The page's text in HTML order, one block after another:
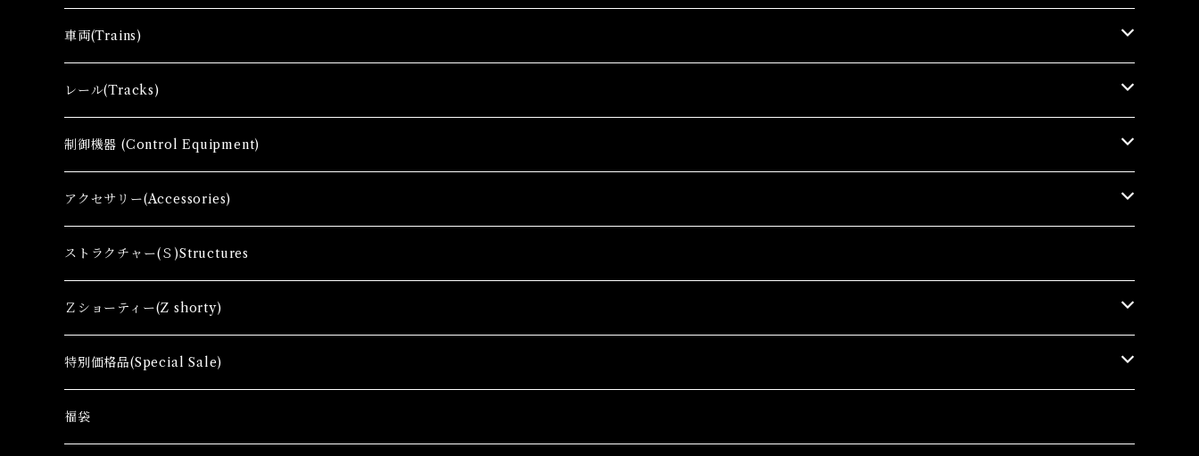
車両(Trains)
Ｚゲージ車両(Ｔ) Zgauge Trains
Ｚゲージスターターセット(G) Z Starter sets
Zゲージファーストセット(E) Z First Sets
レール(Tracks)
レール(R)Tracks
レールセット(R) Track Sets
レール関連商品(Track related goods)
制御機器 (Control Equipment)
制御機器（Ｃ＆ＲＣ）Control Equipment
制御機器（Ａ）Control Accessory
アクセサリー(Accessories)
アクセサリー(A) Accessories
コンテナ(Ａ) Container Cargo
ストラクチャー(Ｓ)Structures
Ｚショーティー(Z shorty)
車両（ST）Z Shorty Trains
アクセサリー&ストラクチャー(SA&SS) ACC&STL
特別価格品(Special Sale)
Ｚゲージ車両(特別価格) Trains
福袋